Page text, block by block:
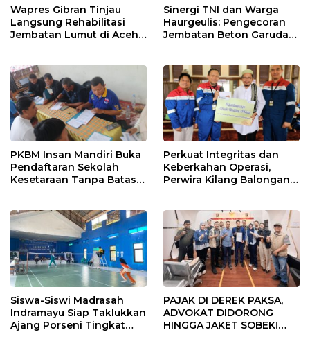
Wapres Gibran Tinjau
Langsung Rehabilitasi
Jembatan Lumut di Aceh
Sinergi TNI dan Warga
Haurgeulis: Pengecoran
Jembatan Beton Garuda
PKBM Insan Mandiri Buka
Pendaftaran Sekolah
Kesetaraan Tanpa Batas
Perkuat Integritas dan
Keberkahan Operasi,
Perwira Kilang Balongan
Siswa-Siswi Madrasah
Indramayu Siap Taklukkan
Ajang Porseni Tingkat
PAJAK DI DEREK PAKSA,
ADVOKAT DIDORONG
HINGGA JAKET SOBEK!